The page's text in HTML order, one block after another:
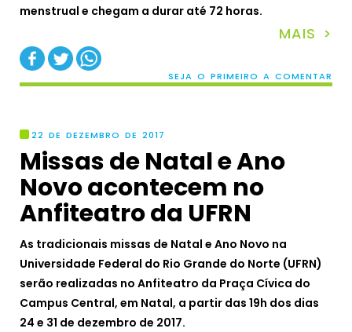
menstrual e chegam a durar até 72 horas.
MAIS >
SEJA O PRIMEIRO A COMENTAR
22 DE DEZEMBRO DE 2017
Missas de Natal e Ano
Novo acontecem no
Anfiteatro da UFRN
As tradicionais missas de Natal e Ano Novo na
Universidade Federal do Rio Grande do Norte (UFRN)
serão realizadas no Anfiteatro da Praça Cívica do
Campus Central, em Natal, a partir das 19h dos dias
24 e 31 de dezembro de 2017.